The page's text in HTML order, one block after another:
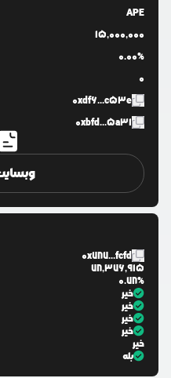
APE
15,000,000
0.00%
0
0xdf6...c53e
0xbfd...5a31
0x787...fcfd
78,376,915
0.78%
خیر
خیر
خیر
خیر
خیر
بله